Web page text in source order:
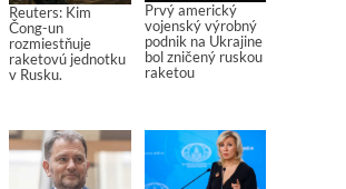
Reuters: Kim
Čong-un
rozmiestňuje
raketovú jednotku
v Rusku.
Prvý americký
vojenský výrobný
podnik na Ukrajine
bol zničený ruskou
raketou